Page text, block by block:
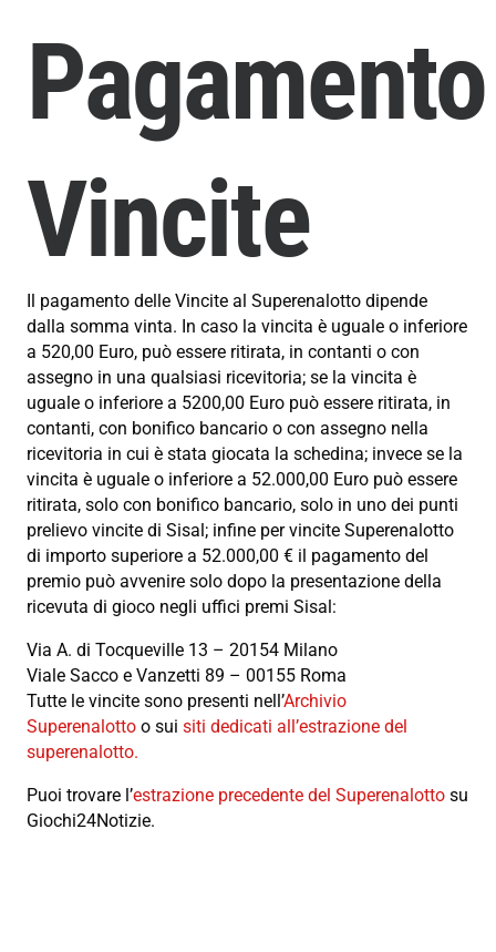
Pagamento
Vincite
Il pagamento delle Vincite al Superenalotto dipende
dalla somma vinta. In caso la vincita è uguale o inferiore
a 520,00 Euro, può essere ritirata, in contanti o con
assegno in una qualsiasi ricevitoria; se la vincita è
uguale o inferiore a 5200,00 Euro può essere ritirata, in
contanti, con bonifico bancario o con assegno nella
ricevitoria in cui è stata giocata la schedina; invece se la
vincita è uguale o inferiore a 52.000,00 Euro può essere
ritirata, solo con bonifico bancario, solo in uno dei punti
prelievo vincite di Sisal; infine per vincite Superenalotto
di importo superiore a 52.000,00 € il pagamento del
premio può avvenire solo dopo la presentazione della
ricevuta di gioco negli uffici premi Sisal:
Via A. di Tocqueville 13 – 20154 Milano
Viale Sacco e Vanzetti 89 – 00155 Roma
Tutte le vincite sono presenti nell’Archivio
Superenalotto o sui siti dedicati all’estrazione del
superenalotto.
Puoi trovare l’estrazione precedente del Superenalotto su
Giochi24Notizie.